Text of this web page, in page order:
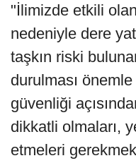
"İlimizde etkili
nedeniyle dere
taşkın riski
durulması
güvenliği
dikkatli olmaları,
etmeleri